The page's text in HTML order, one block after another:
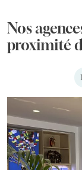
Nos
proximité